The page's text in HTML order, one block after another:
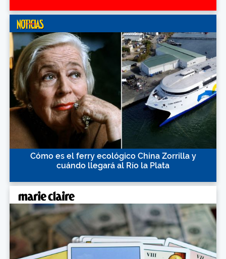
Cómo es el ferry ecológico China Zorrilla y
cuándo llegará al Río la Plata